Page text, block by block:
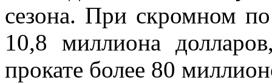
сезона. При скромном
10,8 миллиона
прокате более 80